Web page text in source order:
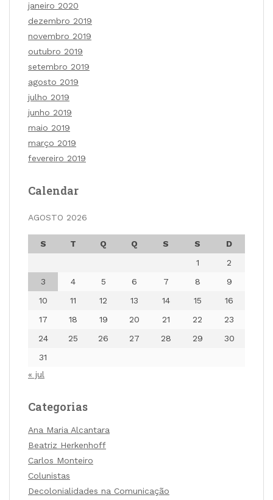
janeiro 2020
dezembro 2019
novembro 2019
outubro 2019
setembro 2019
agosto 2019
julho 2019
junho 2019
maio 2019
março 2019
fevereiro 2019
Calendar
AGOSTO 2026
S T Q Q S S
D
1
2
3
4 5 6 7 8
9
10
11 12 13 14 15
16
17
18 19 20 21 22
23
24
25 26 27 28 29
30
31
« jul
Categorias
Ana Maria Alcantara
Beatriz Herkenhoff
Carlos Monteiro
Colunistas
Decolonialidades na Comunicação